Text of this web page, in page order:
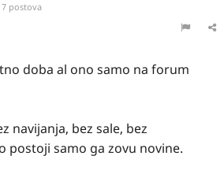
postova
doba al ono samo na forum
navijanja, bez sale, bez
postoji samo ga zovu novine.